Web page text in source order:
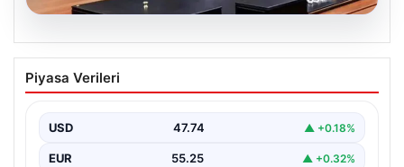
07.08.2026
Ömer Günel’in avukatlarından suç
duyurusu: ‘Soruşturmanın gizliliği ihlal
Piyasa Verileri
USD 47.74 ▲ +0.18%
EUR 55.25 ▲ +0.32%